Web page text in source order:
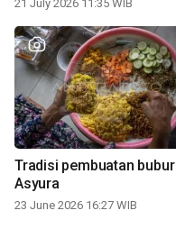
21 July 2026 11:35 WIB
Tradisi pembuatan bubur
Asyura
23 June 2026 16:27 WIB